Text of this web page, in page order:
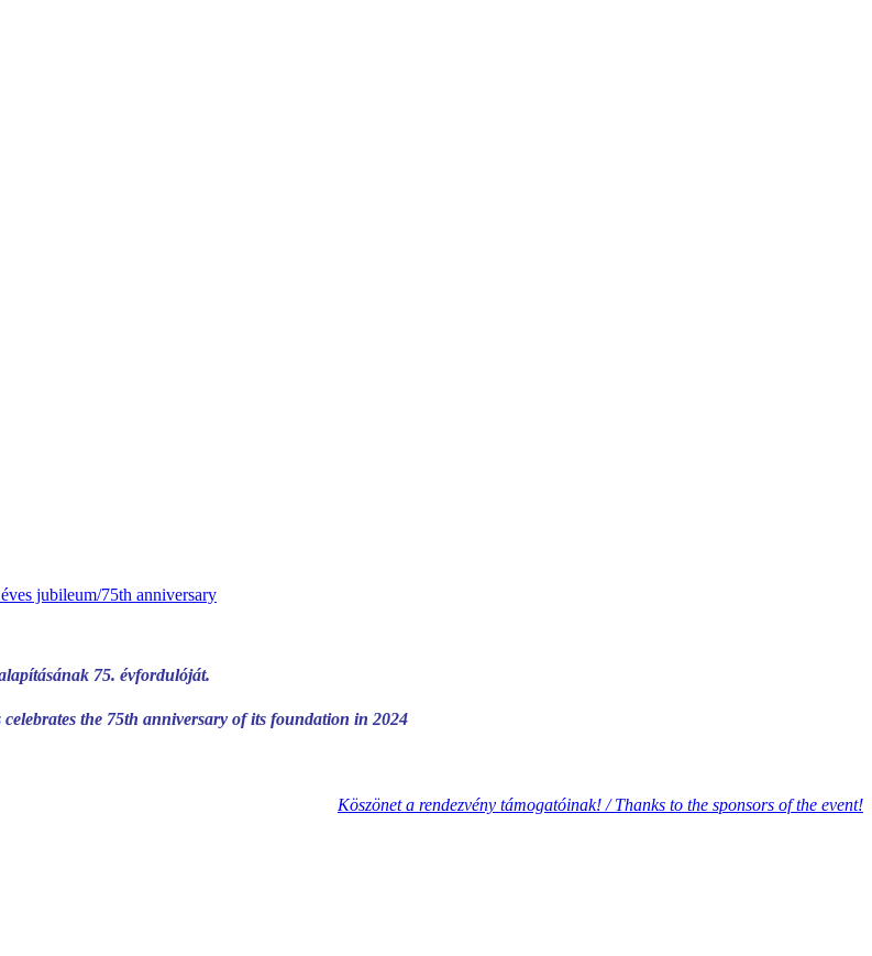
jubileum/75th anniversary
75. évfordulóját.
the 75th anniversary of its foundation in 2024
Köszönet a rendezvény támogatóinak! /Thanks to the sponsors of the event!